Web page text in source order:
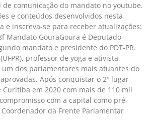
de comunicação do mandato no youtube.
e conteúdos desenvolvidos nesta
e inscreva-se para receber atualizações:
Mandato GouraGoura é Deputado
mandato e presidente do PDT-PR.
professor de yoga e ativista,
dos parlamentares mais atuantes do
Após conquistar o 2º lugar
em 2020 com mais de 110 mil
com a capital como pré-
da Frente Parlamentar